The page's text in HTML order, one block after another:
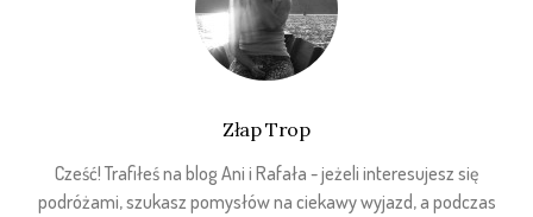
Złap Trop
Cześć! Trafiłeś na blog Ani i Rafała - jeżeli interesujesz się
podróżami, szukasz pomysłów na ciekawy wyjazd, a podczas